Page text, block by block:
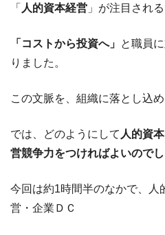
「 人的資本経営 」が注目される
「コストから投資へ」 と職員
りました。
この文脈を、組織に落とし込
では、どのようにして 人的資
営競争力をつければよいので
今回は約1時間半のなかで、人
営・企業ＤＣ